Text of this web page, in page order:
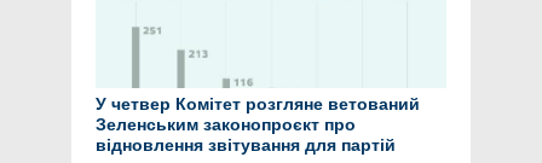
У четвер Комітет розгляне ветований
Зеленським законопроєкт про
відновлення звітування для партій